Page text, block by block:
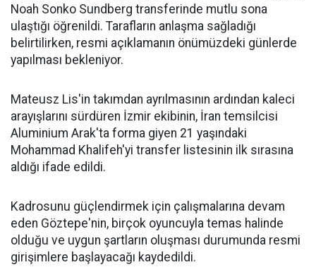
Noah Sonko Sundberg transferinde mutlu sona
ulaştığı öğrenildi. Tarafların anlaşma sağladığı
belirtilirken, resmi açıklamanın önümüzdeki günlerde
yapılması bekleniyor.
Mateusz Lis'in takımdan ayrılmasının ardından kaleci
arayışlarını sürdüren İzmir ekibinin, İran temsilcisi
Aluminium Arak'ta forma giyen 21 yaşındaki
Mohammad Khalifeh'yi transfer listesinin ilk sırasına
aldığı ifade edildi.
Kadrosunu güçlendirmek için çalışmalarına devam
eden Göztepe'nin, birçok oyuncuyla temas halinde
olduğu ve uygun şartların oluşması durumunda resmi
girişimlere başlayacağı kaydedildi.